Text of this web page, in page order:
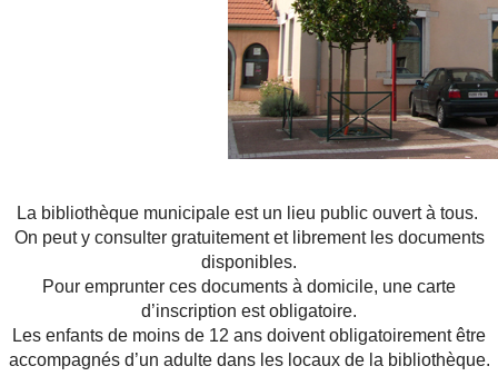
La bibliothèque municipale est un lieu public ouvert à tous.
On peut y consulter gratuitement et librement les documents
disponibles.
Pour emprunter ces documents à domicile, une carte
d’inscription est obligatoire.
Les enfants de moins de 12 ans doivent obligatoirement être
accompagnés d’un adulte dans les locaux de la bibliothèque.